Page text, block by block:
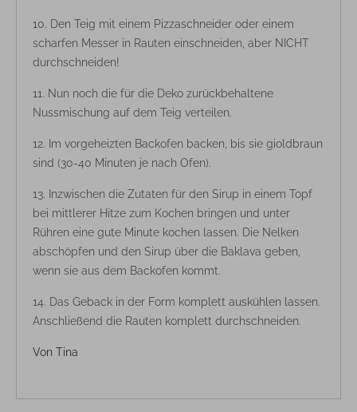
Den Teig mit einem Pizzaschneider oder einem
scharfen Messer in Rauten einschneiden, aber NICHT
durchschneiden!
Nun noch die für die Deko zurückbehaltene
Nussmischung auf dem Teig verteilen.
Im vorgeheizten Backofen backen, bis sie gioldbraun
sind (30-40 Minuten je nach Ofen).
Inzwischen die Zutaten für den Sirup in einem Topf
bei mittlerer Hitze zum Kochen bringen und unter
Rühren eine gute Minute kochen lassen. Die Nelken
abschöpfen und den Sirup über die Baklava geben,
wenn sie aus dem Backofen kommt.
Das Geback in der Form komplett auskühlen lassen.
Anschließend die Rauten komplett durchschneiden.
Von Tina